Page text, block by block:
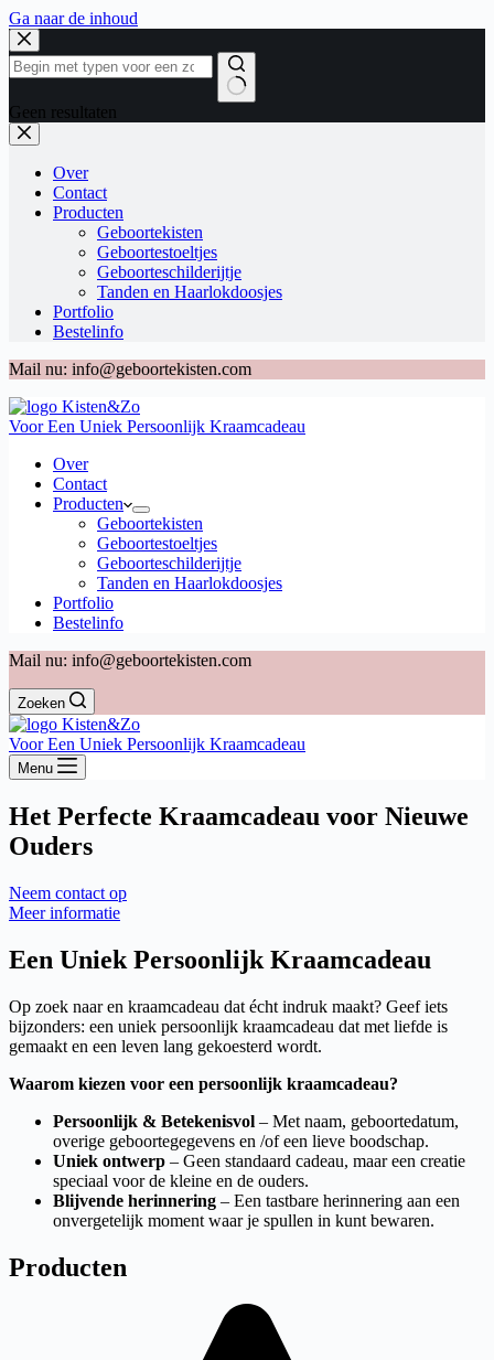
Ga naar de inhoud
Geen resultaten
Over
Contact
Producten
Geboortekisten
Geboortestoeltjes
Geboorteschilderijtje
Tanden en Haarlokdoosjes
Portfolio
Bestelinfo
Mail nu: info@geboortekisten.com
Voor Een Uniek Persoonlijk Kraamcadeau
Over
Contact
Producten
Geboortekisten
Geboortestoeltjes
Geboorteschilderijtje
Tanden en Haarlokdoosjes
Portfolio
Bestelinfo
Mail nu: info@geboortekisten.com
Zoeken
Voor Een Uniek Persoonlijk Kraamcadeau
Menu
Het Perfecte Kraamcadeau voor Nieuwe
Ouders
Neem contact op
Meer informatie
Een Uniek Persoonlijk Kraamcadeau
Op zoek naar en kraamcadeau dat écht indruk maakt? Geef iets
bijzonders: een uniek persoonlijk kraamcadeau dat met liefde is
gemaakt en een leven lang gekoesterd wordt.
Waarom kiezen voor een persoonlijk kraamcadeau?
Persoonlijk & Betekenisvol – Met naam, geboortedatum,
overige geboortegegevens en /of een lieve boodschap.
Uniek ontwerp – Geen standaard cadeau, maar een creatie
speciaal voor de kleine en de ouders.
Blijvende herinnering – Een tastbare herinnering aan een
onvergetelijk moment waar je spullen in kunt bewaren.
Producten